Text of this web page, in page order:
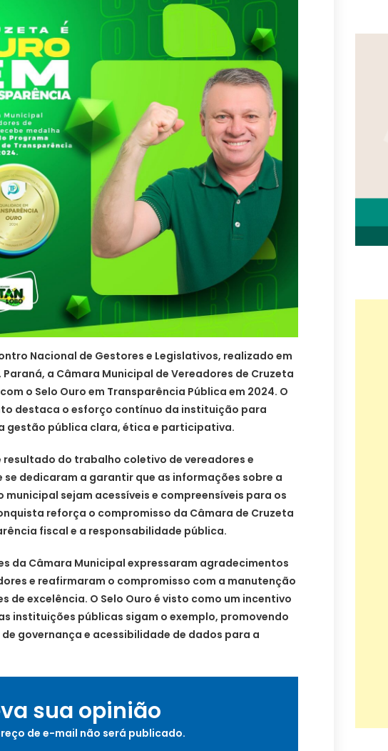
Nacional de Gestores e Legislativos, realizado em
Paraná, a Câmara Municipal de Vereadores de Cruzeta
o Selo Ouro em Transparência Pública em 2024. O
destaca o esforço contínuo da instituição para
gestão pública clara, ética e participativa.
resultado do trabalho coletivo de vereadores e
se dedicaram a garantir que as informações sobre a
sejam acessíveis e compreensíveis para os
reforça o compromisso da Câmara de Cruzeta
fiscal e a responsabilidade pública.
da Câmara Municipal expressaram agradecimentos
e reafirmaram o compromisso com a manutenção
de excelência. O Selo Ouro é visto como um incentivo
instituições públicas sigam o exemplo, promovendo
governança e acessibilidade de dados para a
sua opinião
de e-mail não será publicado.